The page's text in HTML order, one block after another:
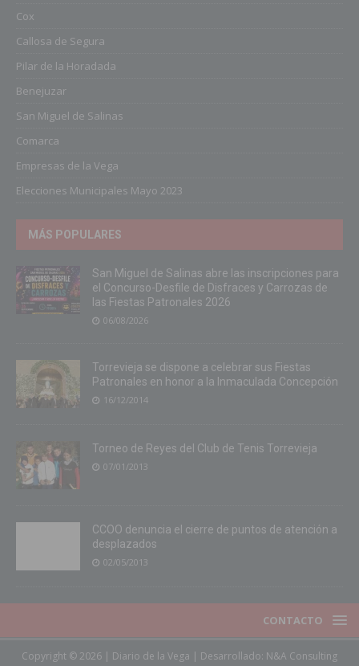
Cox
Callosa de Segura
Pilar de la Horadada
Benejuzar
San Miguel de Salinas
Comarca
Empresas de la Vega
Elecciones Municipales Mayo 2023
MÁS POPULARES
San Miguel de Salinas abre las inscripciones para
el Concurso-Desfile de Disfraces y Carrozas de
las Fiestas Patronales 2026
06/08/2026
Torrevieja se dispone a celebrar sus Fiestas
Patronales en honor a la Inmaculada Concepción
16/12/2014
Torneo de Reyes del Club de Tenis Torrevieja
07/01/2013
CCOO denuncia el cierre de puntos de atención a
desplazados
02/05/2013
CONTACTO
Copyright © 2026 | Diario de la Vega | Desarrollado: N&A Consulting